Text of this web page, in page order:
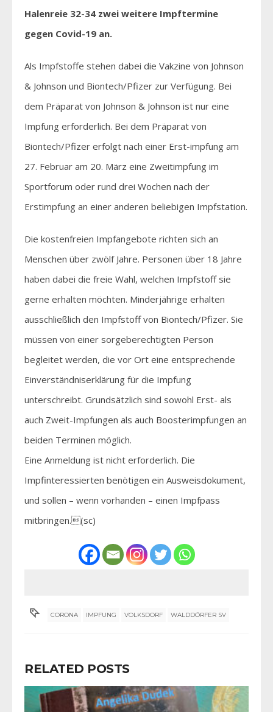
Halenreie 32-34 zwei weitere Impftermine
gegen Covid-19 an.
Als Impfstoffe stehen dabei die Vakzine von Johnson
& Johnson und Biontech/Pfizer zur Verfügung. Bei
dem Präparat von Johnson & Johnson ist nur eine
Impfung erforderlich. Bei dem Präparat von
Biontech/Pfizer erfolgt nach einer Erst-impfung am
27. Februar am 20. März eine Zweitimpfung im
Sportforum oder rund drei Wochen nach der
Erstimpfung an einer anderen beliebigen Impfstation.
Die kostenfreien Impfangebote richten sich an
Menschen über zwölf Jahre. Personen über 18 Jahre
haben dabei die freie Wahl, welchen Impfstoff sie
gerne erhalten möchten. Minderjährige erhalten
ausschließlich den Impfstoff von Biontech/Pfizer. Sie
müssen von einer sorgeberechtigten Person
begleitet werden, die vor Ort eine entsprechende
Einverständniserklärung für die Impfung
unterschreibt. Grundsätzlich sind sowohl Erst- als
auch Zweit-Impfungen als auch Boosterimpfungen an
beiden Terminen möglich.
Eine Anmeldung ist nicht erforderlich. Die
Impfinteressierten benötigen ein Ausweisdokument,
und sollen – wenn vorhanden – einen Impfpass
mitbringen.(sc)
CORONA IMPFUNG VOLKSDORF WALDDÖRFER SV
RELATED POSTS